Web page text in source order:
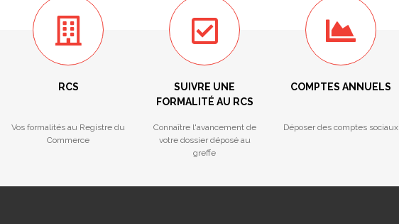
RCS
Vos formalités au Registre du
Commerce
SUIVRE UNE
FORMALITÉ AU RCS
Connaître l'avancement de
votre dossier déposé au
greffe
COMPTES ANNUELS
Déposer des comptes sociaux